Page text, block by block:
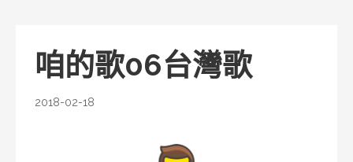
咱的歌06台灣歌
2018-02-18